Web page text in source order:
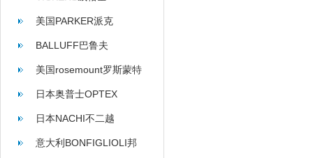
美国PARKER派克
BALLUFF巴鲁夫
美国rosemount罗斯蒙特
日本奥普士OPTEX
日本NACHI不二越
意大利BONFIGLIOLI邦